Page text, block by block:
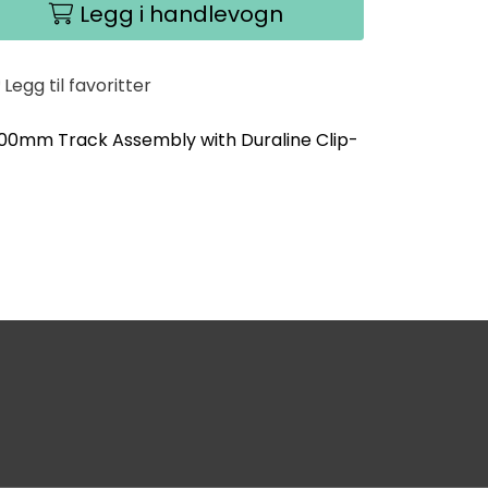
Legg i handlevogn
Legg til favoritter
Track Assembly with Duraline Clip-